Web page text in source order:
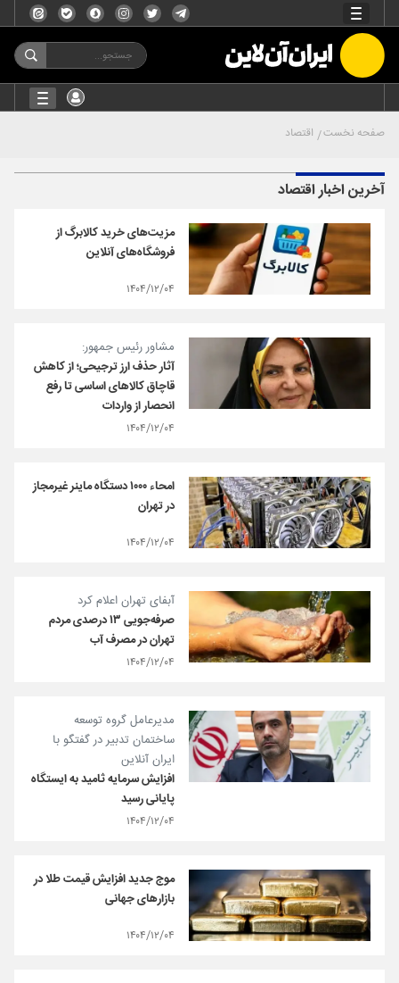
صفحه نخست اقتصاد
آخرین اخبار اقتصاد
مزیت‌های خرید کالابرگ از
فروشگاه‌های آنلاین
۱۴۰۴/۱۲/۰۴
مشاور رئیس جمهور:
آثار حذف ارز ترجیحی؛ از کاهش
قاچاق کالاهای اساسی تا رفع
انحصار از واردات
۱۴۰۴/۱۲/۰۴
امحاء ۱۰۰۰ دستگاه ماینر غیرمجاز
در تهران
۱۴۰۴/۱۲/۰۴
آبفای تهران اعلام کرد
صرفه‌جویی ۱۳ درصدی مردم
تهران در مصرف آب
۱۴۰۴/۱۲/۰۴
مدیرعامل گروه توسعه
ساختمان تدبیر در گفتگو با
ایران آنلاین
افزایش سرمایه ثامید به ایستگاه
پایانی رسید
۱۴۰۴/۱۲/۰۴
موج جدید افزایش قیمت طلا در
بازارهای جهانی
۱۴۰۴/۱۲/۰۴